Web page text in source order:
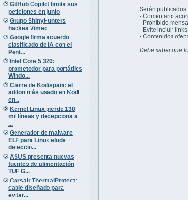
GitHub Copilot limita sus
peticiones en junio
Grupo ShinyHunters
hackea Vimeo
Google firma acuerdo
clasificado de IA con el
Pent...
Intel Core 5 320:
prometedor para portátiles
Windo...
Cierre de Kodispain: el
addon más usado en Kodi
en...
Kernel Linux pierde 138
mil líneas y decepciona a
...
Generador de malware
ELF para Linux elude
detecció...
ASUS presenta nuevas
fuentes de alimentación
TUF G...
Corsair ThermalProtect:
cable diseñado para
evitar...
Serán publicados
- Comentario
- Prohibido
- Evite incluir
- Contenidos
Debe saber que